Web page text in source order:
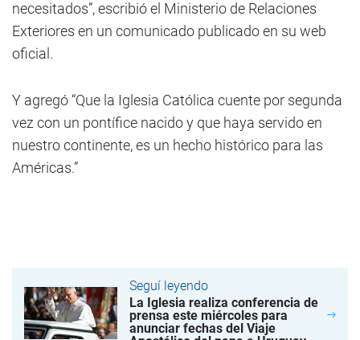
necesitados”, escribió el Ministerio de Relaciones
Exteriores en un comunicado publicado en su web
oficial.
Y agregó “Que la Iglesia Católica cuente por segunda
vez con un pontífice nacido y que haya servido en
nuestro continente, es un hecho histórico para las
Américas.”
Seguí leyendo
La Iglesia realiza conferencia de
prensa este miércoles para
anunciar fechas del Viaje